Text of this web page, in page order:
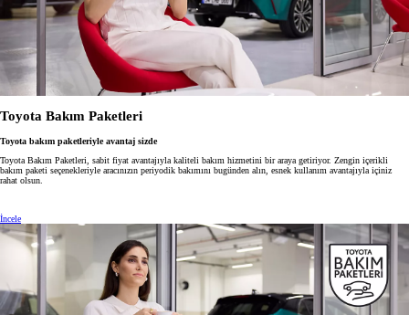
Toyota Bakım Paketleri
Toyota bakım paketleriyle avantaj sizde
Toyota Bakım Paketleri, sabit fiyat avantajıyla kaliteli bakım hizmetini bir araya getiriyor. Zengin içerikli
bakım paketi seçenekleriyle aracınızın periyodik bakımını bugünden alın, esnek kullanım avantajıyla içiniz
rahat olsun.
İncele